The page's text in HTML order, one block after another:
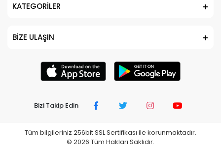
KATEGORİLER
BİZE ULAŞIN
Bizi Takip Edin
Tüm bilgileriniz 256bit SSL Sertifikası ile korunmaktadır.
© 2026 Tüm Hakları Saklıdır.